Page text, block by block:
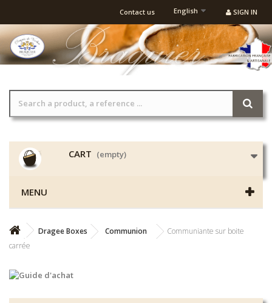
SIGN IN
English
Contact us
CART (empty)
MENU
Dragee Boxes Communion
Communiante sur boite
carrée